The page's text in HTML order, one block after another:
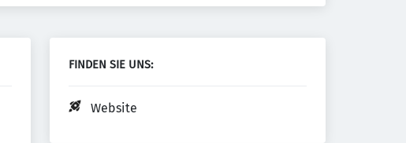
FINDEN SIE UNS:
Website